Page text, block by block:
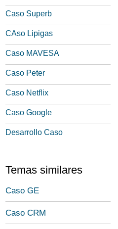
Caso Superb
CAso Lipigas
Caso MAVESA
Caso Peter
Caso Netflix
Caso Google
Desarrollo Caso
Temas similares
Caso GE
Caso CRM